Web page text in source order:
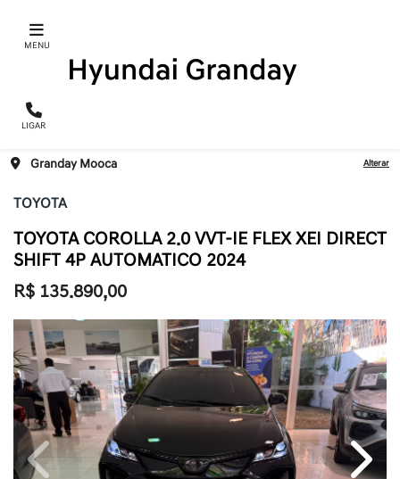
MENU
LIGAR
Granday Mooca Alterar
TOYOTA
TOYOTA COROLLA 2.0 VVT-IE FLEX XEI DIRECT
SHIFT 4P AUTOMATICO 2024
R$ 135.890,00
Previous Next